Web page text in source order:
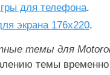
для телефона.
экрана 176x220.
темы для
темы